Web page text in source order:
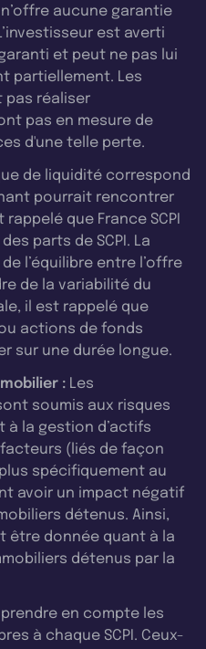
n’offre aucune garantie
est averti
et peut ne pas lui
partiellement. Les
pas réaliser
pas en mesure de
d'une telle perte.
de liquidité correspond
pourrait rencontrer
que France SCPI
parts de SCPI. La
l’équilibre entre l’offre
de la variabilité du
il est rappelé que
actions de fonds
sur une durée longue.
: Les
soumis aux risques
à la gestion d’actifs
(liés de façon
spécifiquement au
avoir un impact négatif
détenus. Ainsi,
être donnée quant à la
détenus par la
en compte les
à chaque SCPI. Ceux-